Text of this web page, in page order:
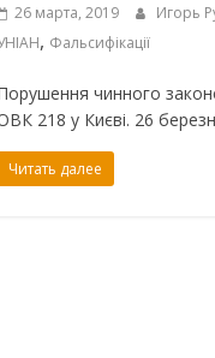
26 марта, 2019 Игорь
, Фальсифікації
чинного
218 у Києві. 26
Читать далее